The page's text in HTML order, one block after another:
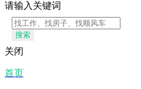
请输入关键词
搜索
关闭
首页